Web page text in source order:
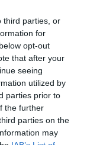
third parties, or
for
opt-out
that after your
seeing
utilized by
parties prior to
the further
parties on the
may
risc en les
Cal
no totes
facilitar,